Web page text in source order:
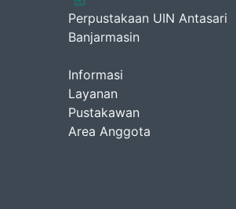
Perpustakaan UIN Antasari
Banjarmasin
Informasi
Layanan
Pustakawan
Area Anggota